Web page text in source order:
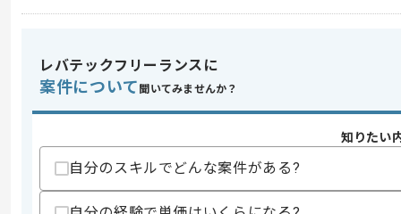
スキル
・営業経験
・ITに関する基本的な知見
・ITエンジニアおよびセールスエンジ
スキルに不安がある方へ
レバテックフリーランスに
案件について 聞いてみませんか？
知りたい
自分のスキルでどんな案件がある?